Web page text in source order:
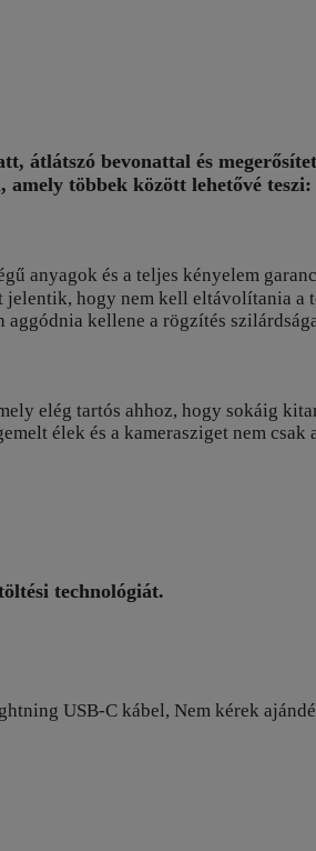
átlátszó bevonattal és
amely többek között lehetővé
anyagok és a teljes kényelem
jelentik, hogy nem kell eltávolítania a
kellene a rögzítés
elég tartós ahhoz, hogy sokáig
élek és a kamerasziget nem
technológiát.
USB-C kábel, Nem kérek